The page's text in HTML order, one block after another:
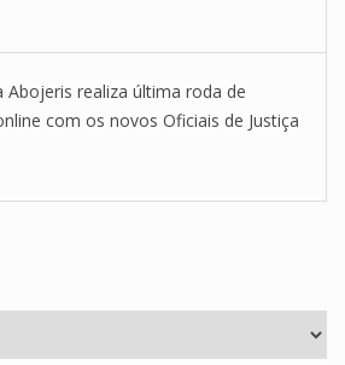
Abojeris realiza última roda de
com os novos Oficiais de Justiça